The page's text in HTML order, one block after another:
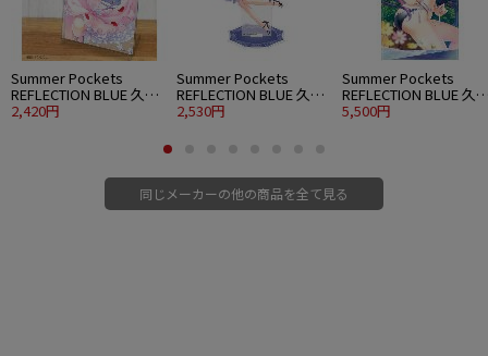
Summer Pockets
REFLECTION BLUE 久島
鴎 アクリルアートスタ
2,420円
Summer Pockets
REFLECTION BLUE 久島
鴎 アクリルスタンド 大
2,530円
Summer Pockets
REFLECTION BLUE 久
鴎 120cmビッグタオル
5,500円
同じメーカーの他の商品を全て見る